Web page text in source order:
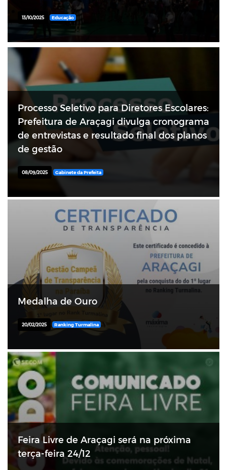
13/10/2025 Educação
Processo Seletivo para Diretores Escolares:
Prefeitura de Araçagi divulga cronograma
de entrevistas e resultado final dos planos
de gestão
08/09/2025 Gabinete da Prefeita
Medalha de Ouro
20/02/2025 Ranking Turmalina
Feira Livre de Araçagi será na próxima
terça-feira 24/12